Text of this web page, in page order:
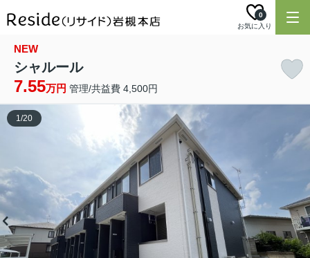
お気に入り
0
NEW
シャルール
7.55万円 管理/共益費 4,500円
1/20